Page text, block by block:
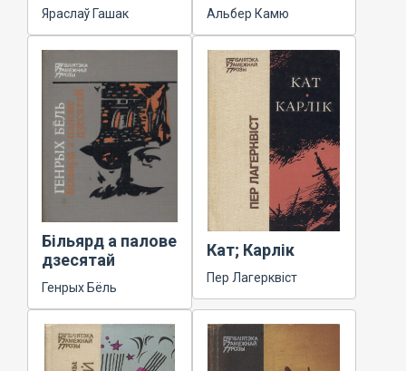
Яраслаў Гашак Альбер Камю
Більярд а палове
дзесятай
Генрых Бёль
Кат; Карлік
Пер Лагерквіст